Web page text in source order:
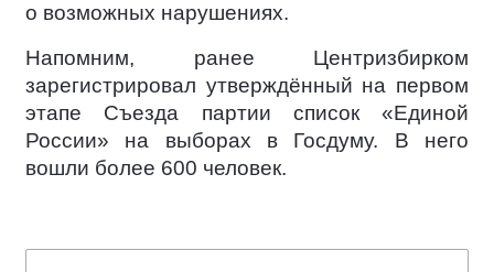
о возможных нарушениях.
Напомним, ранее Центризбирком
зарегистрировал утверждённый на первом
этапе Съезда партии список «Единой
России» на выборах в Госдуму. В него
вошли более 600 человек.